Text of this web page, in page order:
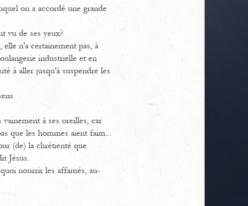
on a accordé une grande
vu de ses yeux?
n'a certainement pas, à
industrielle et en
à aller jusqu'à suspendre les
à ses oreilles, car
que les hommes aient faim...
(de) la chrétienté que
Jésus.
nourrir les affamés, au-